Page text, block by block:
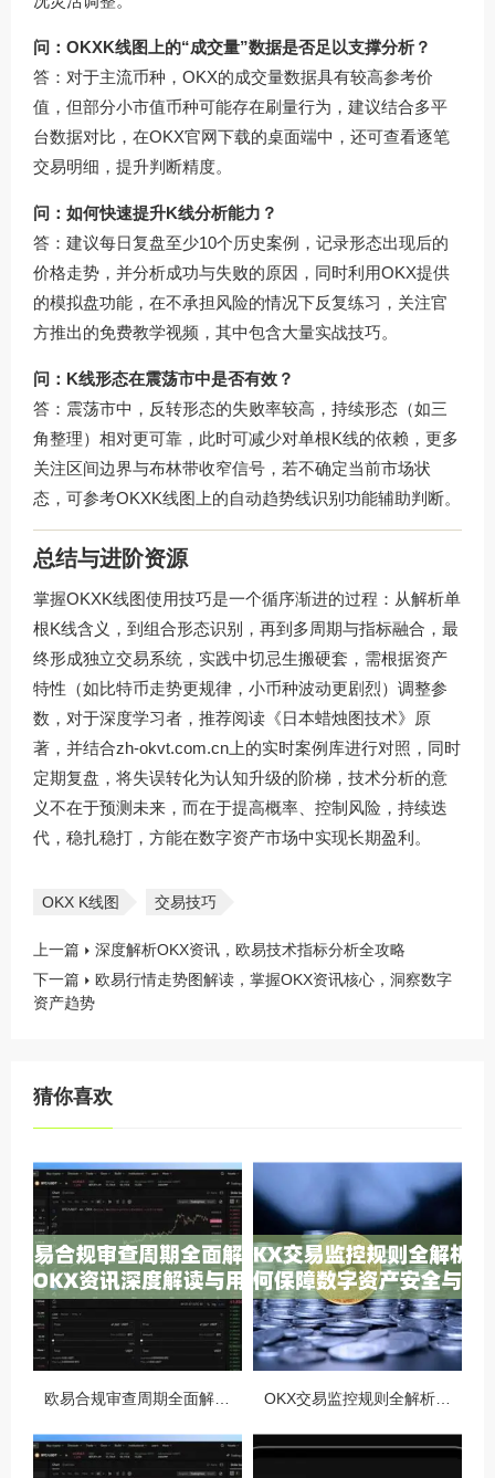
问：OKXK线图上的“成交量”数据是否足以支撑分析？
答：对于主流币种，OKX的成交量数据具有较高参考价
值，但部分小市值币种可能存在刷量行为，建议结合多平
台数据对比，在OKX官网下载的桌面端中，还可查看逐笔
交易明细，提升判断精度。
问：如何快速提升K线分析能力？
答：建议每日复盘至少10个历史案例，记录形态出现后的
价格走势，并分析成功与失败的原因，同时利用OKX提供
的模拟盘功能，在不承担风险的情况下反复练习，关注官
方推出的免费教学视频，其中包含大量实战技巧。
问：K线形态在震荡市中是否有效？
答：震荡市中，反转形态的失败率较高，持续形态（如三
角整理）相对更可靠，此时可减少对单根K线的依赖，更多
关注区间边界与布林带收窄信号，若不确定当前市场状
态，可参考OKXK线图上的自动趋势线识别功能辅助判断。
总结与进阶资源
掌握OKXK线图使用技巧是一个循序渐进的过程：从解析单
根K线含义，到组合形态识别，再到多周期与指标融合，最
终形成独立交易系统，实践中切忌生搬硬套，需根据资产
特性（如比特币走势更规律，小币种波动更剧烈）调整参
数，对于深度学习者，推荐阅读《日本蜡烛图技术》原
著，并结合zh-okvt.com.cn 上的实时案例库进行对照，同时
定期复盘，将失误转化为认知升级的阶梯，技术分析的意
义不在于预测未来，而在于提高概率、控制风险，持续迭
代，稳扎稳打，方能在数字资产市场中实现长期盈利。
OKX K线图 交易技巧
上一篇
深度解析OKX资讯，欧易技术指标分析全攻略
下一篇
欧易行情走势图解读，掌握OKX资讯核心，洞察数字
资产趋势
猜你喜欢